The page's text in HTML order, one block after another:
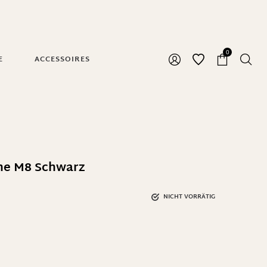
ACCESSOIRES
0
M8 Schwarz
NICHT VORRÄTIG